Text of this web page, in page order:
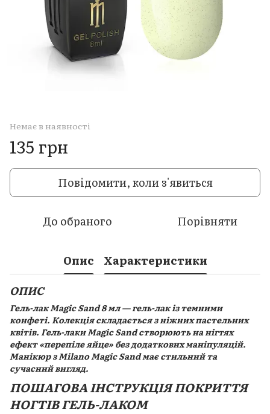
Немає в наявності
135 грн
Повідомити, коли з'явиться
До обраного Порівняти
Опис
Характеристики
ОПИС
Гель-лак Magic Sand 8 мл — гель-лак із темними
конфеті. Колекція складається з ніжних пастельних
квітів. Гель-лаки Magic Sand створюють на нігтях
ефект «перепіле яйце» без додаткових маніпуляцій.
Манікюр з Milano Magic Sand має стильний та
сучасний вигляд.
ПОШАГОВА ІНСТРУКЦІЯ ПОКРИТТЯ
НОГТІВ ГЕЛЬ-ЛАКОМ